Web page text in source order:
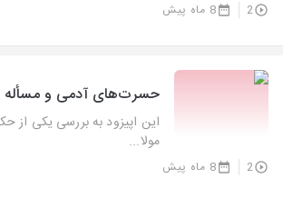
2 8 ماه پیش
حسرت‌های آدمی و مسأله
این اپیزود به بررسی یکی از
مولا...
2 8 ماه پیش